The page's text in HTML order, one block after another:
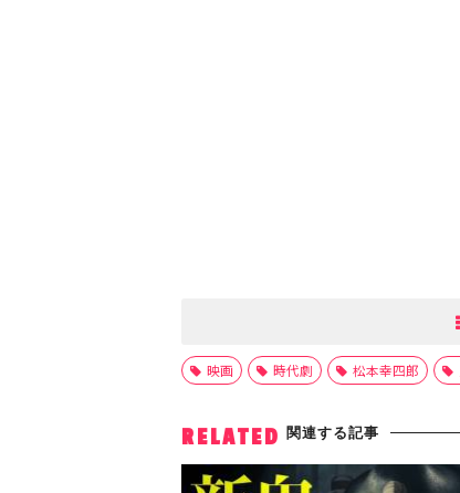
映画 時代劇 松本幸四郎
RELATED 関連する記事